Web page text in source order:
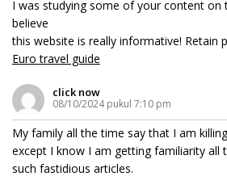
I was studying some of your content on
believe
this website is really informative! Retain
Euro travel guide
click now
08/10/2024 pukul 7:10 pm
My family all the time say that I am
except I know I am getting familiarity all
such fastidious articles.